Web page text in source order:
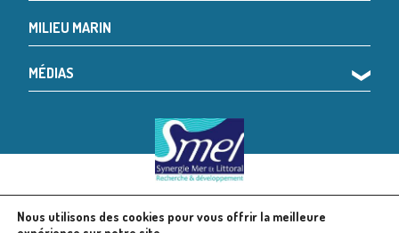
MILIEU MARIN
MÉDIAS ❯
© 2024 SMEL Mentions légales
Nous utilisons des cookies pour vous offrir la meilleure